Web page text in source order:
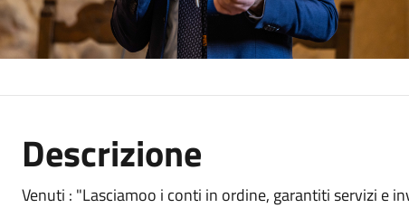
Descrizione
Venuti : "Lasciamoo i conti in ordine, garantiti servizi e